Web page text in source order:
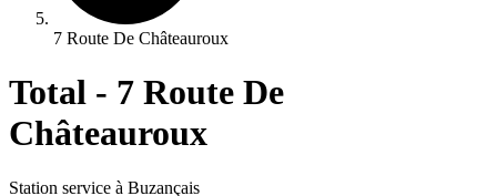
7 Route De Châteauroux
Total - 7 Route De
Châteauroux
Station service à Buzançais